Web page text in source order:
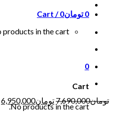
Cart /
تومان0
0
products in the cart.
0
Cart
No products in the cart.
تومان7,690,000تومان6,950,000